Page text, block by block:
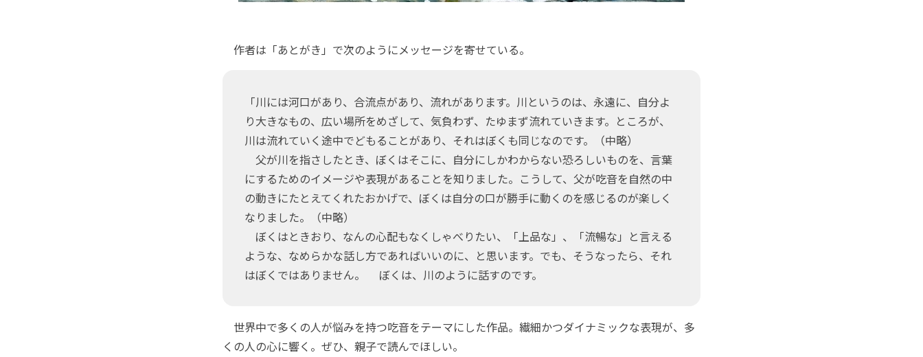
作者は「あとがき」で次のようにメッセージを寄せている。
「川には河口があり、合流点があり、流れがあります。川というのは、永遠に、自分よ
り大きなもの、広い場所をめざして、気負わず、たゆまず流れていきます。ところが、
川は流れていく途中でどもることがあり、それはぼくも同じなのです。（中略）
父が川を指さしたとき、ぼくはそこに、自分にしかわからない恐ろしいものを、言葉
にするためのイメージや表現があることを知りました。こうして、父が吃音を自然の中
の動きにたとえてくれたおかげで、ぼくは自分の口が勝手に動くのを感じるのが楽しく
なりました。（中略）
ぼくはときおり、なんの心配もなくしゃべりたい、「上品な」、「流暢な」と言える
ような、なめらかな話し方であればいいのに、と思います。でも、そうなったら、それ
はぼくではありません。 ぼくは、川のように話すのです。
世界中で多くの人が悩みを持つ吃音をテーマにした作品。繊細かつダイナミックな表現が、多
くの人の心に響く。ぜひ、親子で読んでほしい。